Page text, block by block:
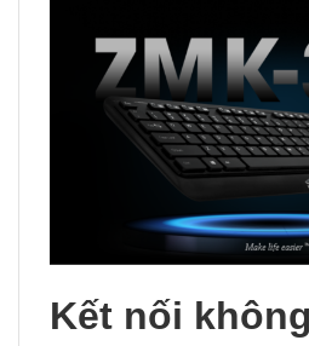
Kết nối